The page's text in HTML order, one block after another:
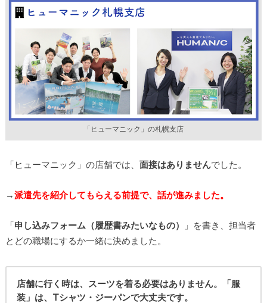
「ヒューマニック」の札幌支店
「ヒューマニック」の店舗では、 面接はありませんでした。
→派遣先を紹介してもらえる前提で、話が進みました。
「申し込みフォーム（履歴書みたいなもの）
」を書き、担当者
とどの職場にするか一緒に決めました。
店舗に行く時は、スーツを着る必要はありません。「服
装」は、Tシャツ・ジーパンで大丈夫です。